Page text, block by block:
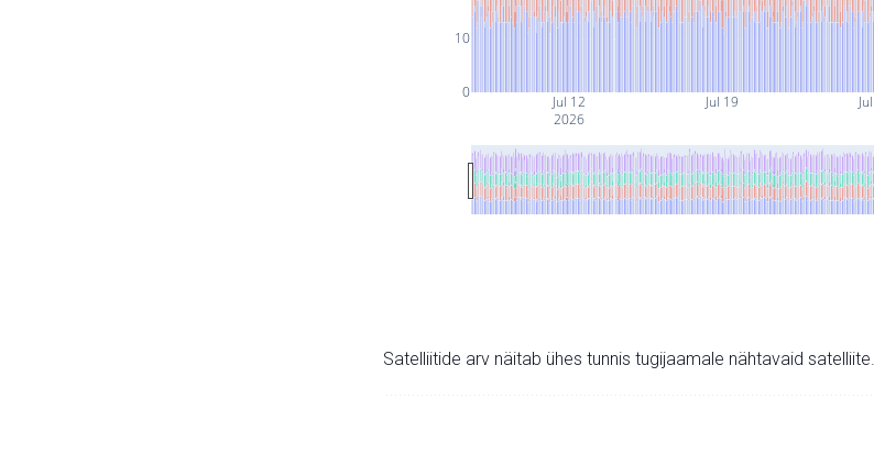
Jul 12
2026
Jul 19
0
10
Satelliitide arv näitab ühes tunnis tugijaamale nähtavaid satelliite.